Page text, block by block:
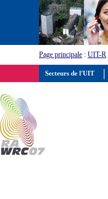
Page principale : UIT-R
Secteurs de l'UIT